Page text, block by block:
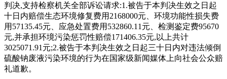
判决,支持检察机关全部诉讼请求:1.被告于本判决生效之日起
十日内赔偿生态环境修复费用2168000元、环境功能性损失费
用57135.45元、应急处置费用532860.11元、检测鉴定费95670
元,并承担环境污染惩罚性赔偿171406.35元,以上共计
3025071.91元;2.被告于本判决生效之日起三十日内对违法倾倒
硫酸钠废液污染环境的行为在国家级新闻媒体上向社会公众赔
礼道歉。